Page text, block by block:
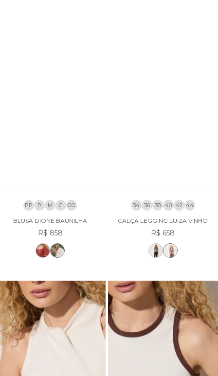
PP P M G GG
BLUSA DIONE BAUNILHA
R$ 858
34 36 38 40 42 44
CALÇA LEGGING LUIZA VINHO
R$ 658